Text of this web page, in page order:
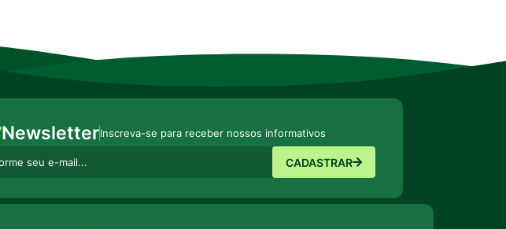
NewsletterInscreva-se para receber nossos informativos
CADASTRAR